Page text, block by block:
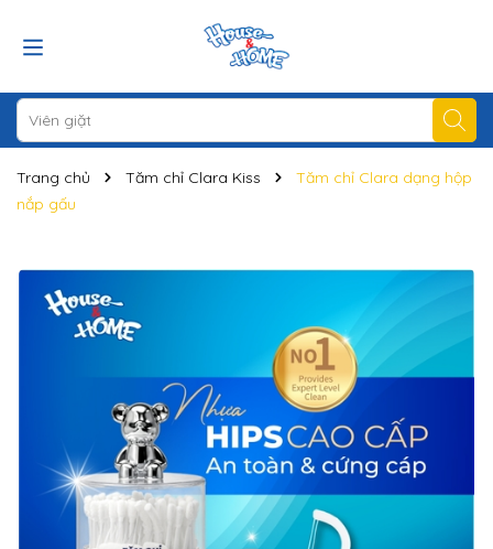
Trang chủ Tăm chỉ Clara Kiss
Tăm chỉ Clara dạng hộp
nắp gấu